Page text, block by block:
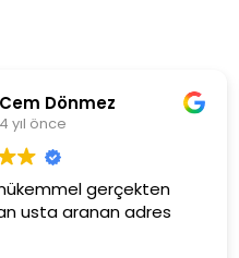
adres
çok